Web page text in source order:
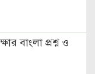
উদাহরণ দাও
বাংলা প্রশ্ন ও